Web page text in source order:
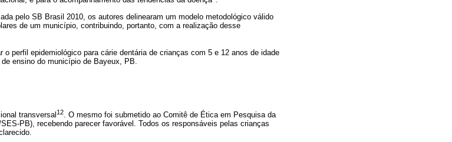
pelo SB Brasil 2010, os autores delinearam um modelo metodológico válido
de um município, contribuindo, portanto, com a realização desse
o perfil epidemiológico para cárie dentária de crianças com 5 e 12 anos de idade
ensino do município de Bayeux, PB.
transversal 12
. O mesmo foi submetido ao Comitê de Ética em Pesquisa da
PB), recebendo parecer favorável. Todos os responsáveis pelas crianças